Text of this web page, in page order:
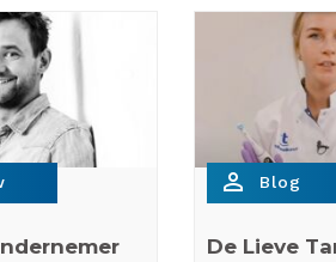
person_outline Blog
De Lieve